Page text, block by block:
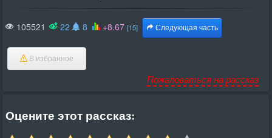
105521 22 8 +8.67 [15] Следующая часть
В избранное
Пожаловаться на рассказ
Оцените этот рассказ: